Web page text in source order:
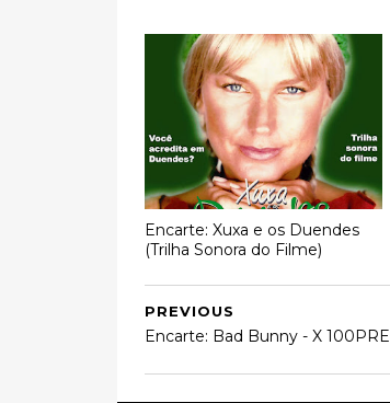
Encarte: Xuxa e os Duendes
(Trilha Sonora do Filme)
PREVIOUS
Encarte: Bad Bunny - X 100PRE